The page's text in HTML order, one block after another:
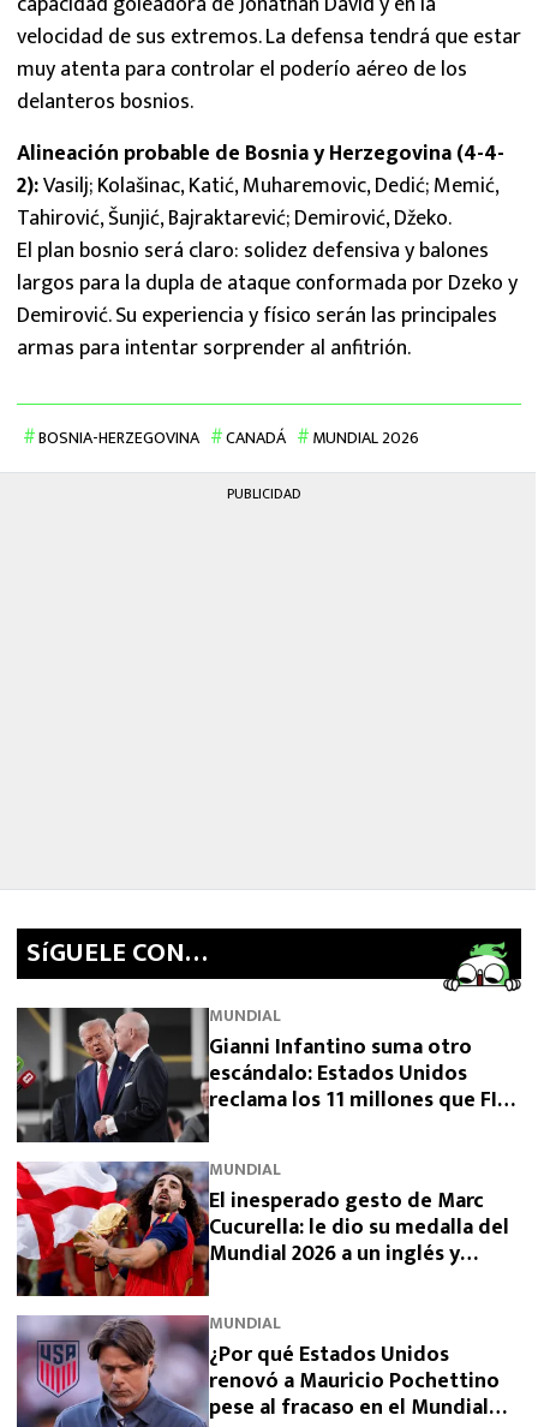
velocidad de sus extremos. La defensa tendrá que estar
muy atenta para controlar el poderío aéreo de los
delanteros bosnios.
Alineación probable de Bosnia y Herzegovina (4-4-
2):Vasilj; Kolašinac, Katić, Muharemovic, Dedić; Memić,
Tahirović, Šunjić, Bajraktarević; Demirović, Džeko.
El plan bosnio será claro: solidez defensiva y balones
largos para la dupla de ataque conformada por Dzeko y
Demirović. Su experiencia y físico serán las principales
armas para intentar sorprender al anfitrión.
BOSNIA-HERZEGOVINA CANADÁ MUNDIAL 2026
PUBLICIDAD
SíGUELE CON…
MUNDIAL
Gianni Infantino suma otro
escándalo: Estados Unidos
reclama los 11 millones que FIFA
MUNDIAL
El inesperado gesto de Marc
Cucurella: le dio su medalla del
Mundial 2026 a un inglés y
MUNDIAL
¿Por qué Estados Unidos
renovó a Mauricio Pochettino
pese al fracaso en el Mundial